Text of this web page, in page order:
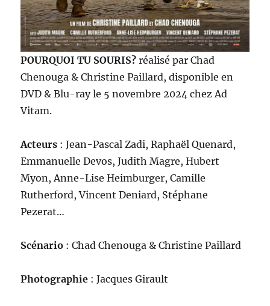
POURQUOI TU SOURIS?réalisé par Chad
Chenouga & Christine Paillard, disponible en
DVD & Blu-ray le 5 novembre 2024 chez Ad
Vitam.
Acteurs : Jean-Pascal Zadi, Raphaël Quenard,
Emmanuelle Devos, Judith Magre, Hubert
Myon, Anne-Lise Heimburger, Camille
Rutherford, Vincent Deniard, Stéphane
Pezerat…
Scénario : Chad Chenouga & Christine Paillard
Photographie : Jacques Girault